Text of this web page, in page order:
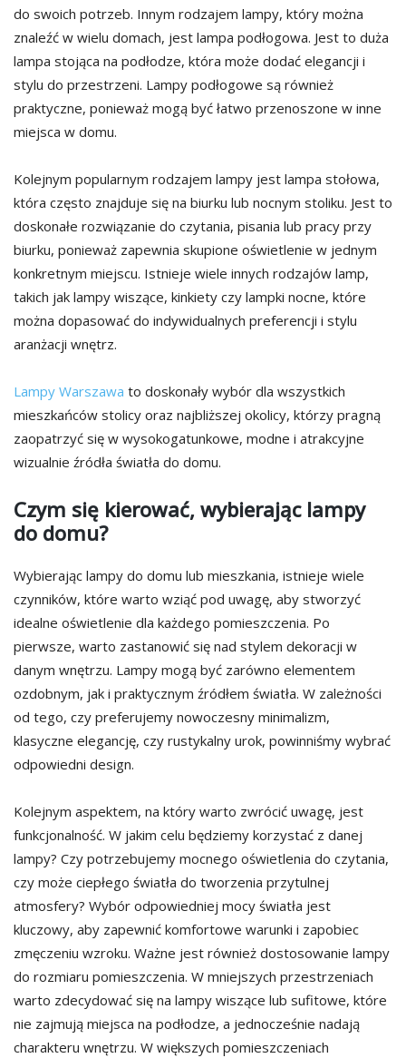
do swoich potrzeb. Innym rodzajem lampy, który można
znaleźć w wielu domach, jest lampa podłogowa. Jest to duża
lampa stojąca na podłodze, która może dodać elegancji i
stylu do przestrzeni. Lampy podłogowe są również
praktyczne, ponieważ mogą być łatwo przenoszone w inne
miejsca w domu.
Kolejnym popularnym rodzajem lampy jest lampa stołowa,
która często znajduje się na biurku lub nocnym stoliku. Jest to
doskonałe rozwiązanie do czytania, pisania lub pracy przy
biurku, ponieważ zapewnia skupione oświetlenie w jednym
konkretnym miejscu. Istnieje wiele innych rodzajów lamp,
takich jak lampy wiszące, kinkiety czy lampki nocne, które
można dopasować do indywidualnych preferencji i stylu
aranżacji wnętrz.
Lampy Warszawa to doskonały wybór dla wszystkich
mieszkańców stolicy oraz najbliższej okolicy, którzy pragną
zaopatrzyć się w wysokogatunkowe, modne i atrakcyjne
wizualnie źródła światła do domu.
Czym się kierować, wybierając lampy
do domu?
Wybierając lampy do domu lub mieszkania, istnieje wiele
czynników, które warto wziąć pod uwagę, aby stworzyć
idealne oświetlenie dla każdego pomieszczenia. Po
pierwsze, warto zastanowić się nad stylem dekoracji w
danym wnętrzu. Lampy mogą być zarówno elementem
ozdobnym, jak i praktycznym źródłem światła. W zależności
od tego, czy preferujemy nowoczesny minimalizm,
klasyczne elegancję, czy rustykalny urok, powinniśmy wybrać
odpowiedni design.
Kolejnym aspektem, na który warto zwrócić uwagę, jest
funkcjonalność. W jakim celu będziemy korzystać z danej
lampy? Czy potrzebujemy mocnego oświetlenia do czytania,
czy może ciepłego światła do tworzenia przytulnej
atmosfery? Wybór odpowiedniej mocy światła jest
kluczowy, aby zapewnić komfortowe warunki i zapobiec
zmęczeniu wzroku. Ważne jest również dostosowanie lampy
do rozmiaru pomieszczenia. W mniejszych przestrzeniach
warto zdecydować się na lampy wiszące lub sufitowe, które
nie zajmują miejsca na podłodze, a jednocześnie nadają
charakteru wnętrzu. W większych pomieszczeniach